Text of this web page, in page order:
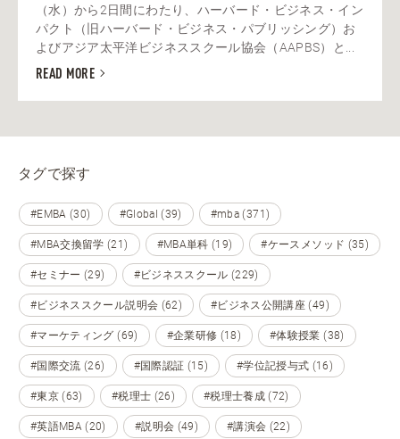
（水）から2日間にわたり、ハーバード・ビジネス・イン
パクト（旧ハーバード・ビジネス・パブリッシング）お
よびアジア太平洋ビジネススクール協会（AAPBS）と...
READ MORE
タグで探す
#EMBA (30) #Global (39) #mba (371)
#MBA交換留学 (21) #MBA単科 (19) #ケースメソッド (35)
#セミナー (29) #ビジネススクール (229)
#ビジネススクール説明会 (62) #ビジネス公開講座 (49)
#マーケティング (69) #企業研修 (18) #体験授業 (38)
#国際交流 (26) #国際認証 (15) #学位記授与式 (16)
#東京 (63) #税理士 (26) #税理士養成 (72)
#英語MBA (20) #説明会 (49) #講演会 (22)